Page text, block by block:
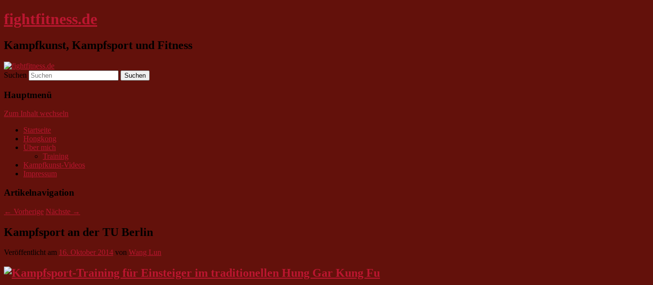
fightfitness.de
Kampfkunst, Kampfsport und Fitness
Suchen
Hauptmenü
Zum Inhalt wechseln
Startseite
Hongkong
Über mich
Training
Kampfkunst-Videos
Impressum
Artikelnavigation
← Vorherige Nächste →
Kampfsport an der TU Berlin
Veröffentlicht am 16. Oktober 2014 von Wang Lun